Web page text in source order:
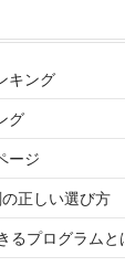
キング
グ
ージ
正しい選び方
るプログラムと